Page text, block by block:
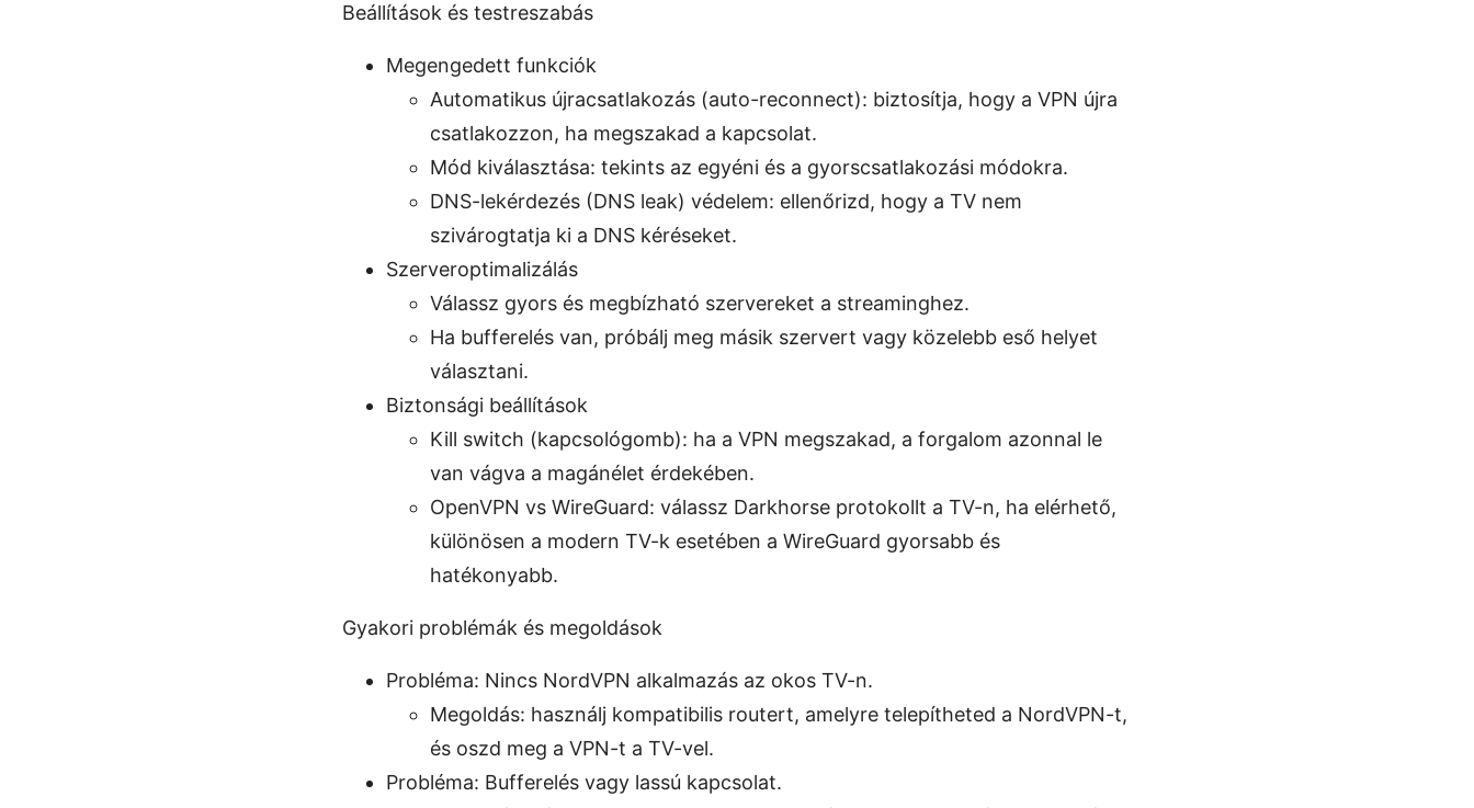
Beállítások és testreszabás
Megengedett funkciók
Automatikus újracsatlakozás (auto-reconnect): biztosítja, hogy a VPN újra
csatlakozzon, ha megszakad a kapcsolat.
Mód kiválasztása: tekints az egyéni és a gyorscsatlakozási módokra.
DNS-lekérdezés (DNS leak) védelem: ellenőrizd, hogy a TV nem
szivárogtatja ki a DNS kéréseket.
Szerveroptimalizálás
Válassz gyors és megbízható szervereket a streaminghez.
Ha bufferelés van, próbálj meg másik szervert vagy közelebb eső helyet
választani.
Biztonsági beállítások
Kill switch (kapcsológomb): ha a VPN megszakad, a forgalom azonnal le
van vágva a magánélet érdekében.
OpenVPN vs WireGuard: válassz Darkhorse protokollt a TV-n, ha elérhető,
különösen a modern TV-k esetében a WireGuard gyorsabb és
hatékonyabb.
Gyakori problémák és megoldások
Probléma: Nincs NordVPN alkalmazás az okos TV-n.
Megoldás: használj kompatibilis routert, amelyre telepítheted a NordVPN-t,
és oszd meg a VPN-t a TV-vel.
Probléma: Bufferelés vagy lassú kapcsolat.